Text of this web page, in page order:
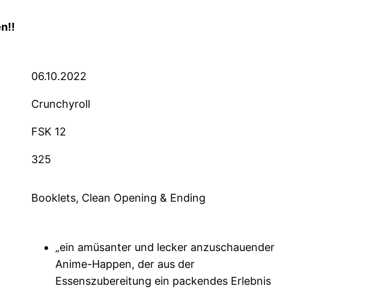
06.10.2022
Crunchyroll
FSK 12
325
Booklets, Clean Opening & Ending
„ein amüsanter und lecker anzuschauender
Anime-Happen, der aus der
Essenszubereitung ein packendes Erlebnis